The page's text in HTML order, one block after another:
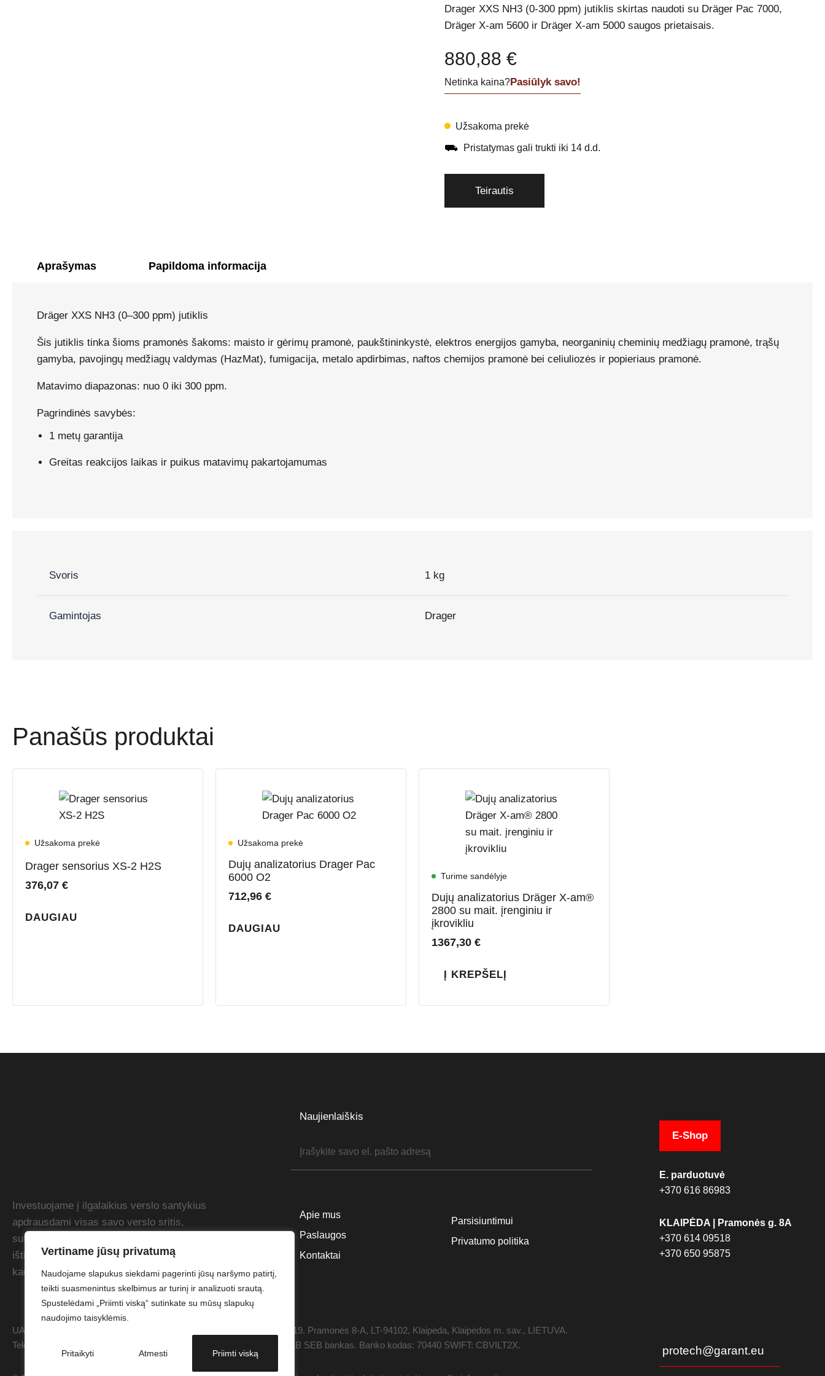
Vertiname jūsų privatumą
Naudojame slapukus siekdami pagerinti jūsų naršymo patirtį,
teikti suasmenintus skelbimus ar turinį ir analizuoti srautą.
Spustelėdami „Priimti viską“ sutinkate su mūsų slapukų
naudojimo taisyklėmis.
Pritaikyti Atmesti Priimti viską
Drager XXS NH3 (0-300 ppm) jutiklis skirtas naudoti su Dräger Pac 7000,
Dräger X-am 5600 ir Dräger X-am 5000 saugos prietaisais.
880,88€
Netinka kaina?Pasiūlyk savo!
Užsakoma prekė
⛟ Pristatymas gali trukti iki 14 d.d.
Teirautis
Aprašymas Papildoma informacija
Dräger XXS NH3 (0–300 ppm) jutiklis
Šis jutiklis tinka šioms pramonės šakoms: maisto ir gėrimų pramonė, paukštininkystė, elektros energijos gamyba, neorganinių cheminių medžiagų pramonė, trąšų
gamyba, pavojingų medžiagų valdymas (HazMat), fumigacija, metalo apdirbimas, naftos chemijos pramonė bei celiuliozės ir popieriaus pramonė.
Matavimo diapazonas: nuo 0 iki 300 ppm.
Pagrindinės savybės:
1 metų garantija
Greitas reakcijos laikas ir puikus matavimų pakartojamumas
Svoris 1 kg
Gamintojas Drager
Panašūs produktai
Užsakoma prekė
Drager sensorius XS-2 H2S
376,07 €
DAUGIAU
Užsakoma prekė
Dujų analizatorius Drager Pac
6000 O2
712,96 €
DAUGIAU
Turime sandėlyje
Dujų analizatorius Dräger X-am®
2800 su mait. įrenginiu ir
įkrovikliu
1367,30 €
Į KREPŠELĮ
Investuojame į ilgalaikius verslo santykius
apdrausdami visas savo verslo sritis,
suteikdami lanksčias atsiskaitymo sąlygas
ištikimiems klientams. Siekiame dirbti taip,
kad viršytume Jūsų lūkesčius.
Naujienlaiškis
Apie mus
Paslaugos
Kontaktai
Parsisiuntimui
Privatumo politika
E-Shop
E. parduotuvė
+370 616 86983
KLAIPĖDA | Pramonės g. 8A
+370 614 09518
+370 650 95875
UAB "Garant Protech". Kodas: 304863046 PVM kodas: LT100011731119. Pramonės 8-A, LT-94102, Klaipėda, Klaipėdos m. sav., LIETUVA.
Telefonas: +37046416208. Sąskaitos nr.: LT86 7044 0600 0823 0358, AB SEB bankas. Banko kodas: 70440 SWIFT: CBVILT2X.
protech@garant.eu